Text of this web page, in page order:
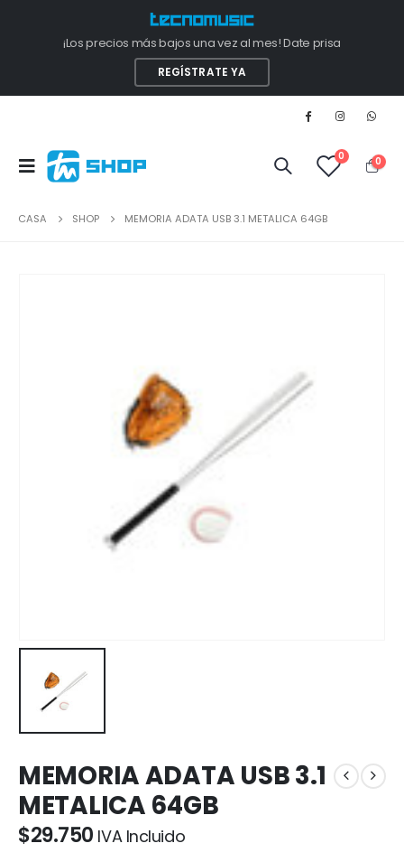
¡Los precios más bajos una vez al mes! Date prisa
REGÍSTRATE YA
0 0
CASA SHOP MEMORIA ADATA USB 3.1 METALICA 64GB
MEMORIA ADATA USB 3.1
METALICA 64GB
$29.750 IVA Incluido